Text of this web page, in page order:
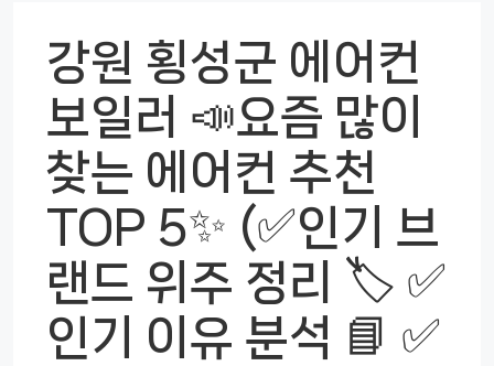
강원 횡성군 에어컨
보일러 📣요즘 많이
찾는 에어컨 추천
TOP 5✨ (✅인기 브
랜드 위주 정리 🏷️ ✅
인기 이유 분석 📘 ✅